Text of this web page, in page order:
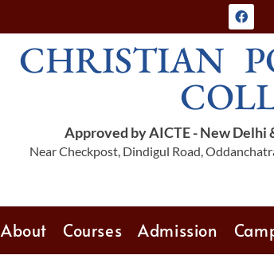
CHRISTIAN
Approved by AICTE - New Delhi
Near Checkpost, Dindigul Road,
About Courses Admission